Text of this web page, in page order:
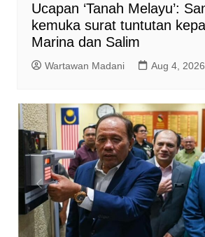
Ucapan ‘Tanah Melayu’:
kemuka surat tuntutan
Marina dan Salim
Wartawan Madani Aug 4, 2026